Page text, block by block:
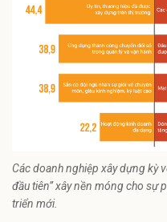
Các doanh nghiệp xây dựng kỳ
đầu tiên” xây nền móng cho sự
triển mới.